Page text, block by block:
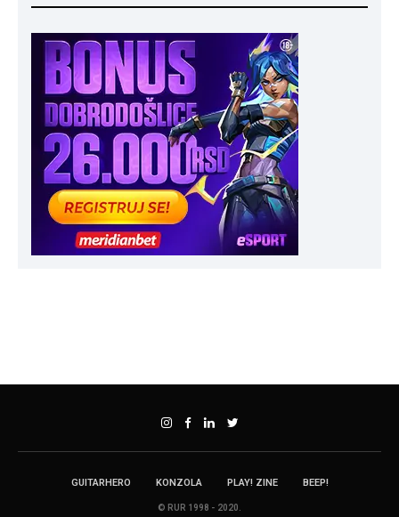
GUITARHERO KONZOLA PLAY! ZINE BEEP!
© RUR 1998 - 2020.